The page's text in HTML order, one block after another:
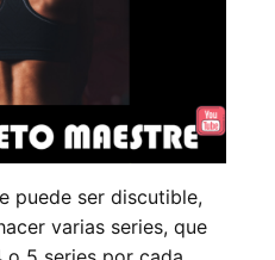
puede ser discutible,
varias series, que